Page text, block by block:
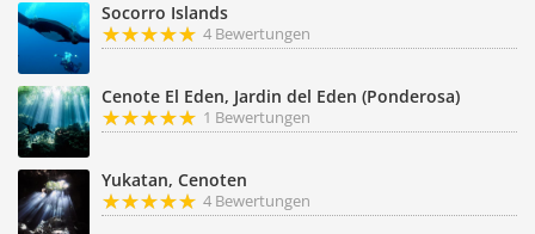
Socorro Islands
4 Bewertungen
Cenote El Eden, Jardin del Eden (Ponderosa)
1 Bewertungen
Yukatan, Cenoten
4 Bewertungen